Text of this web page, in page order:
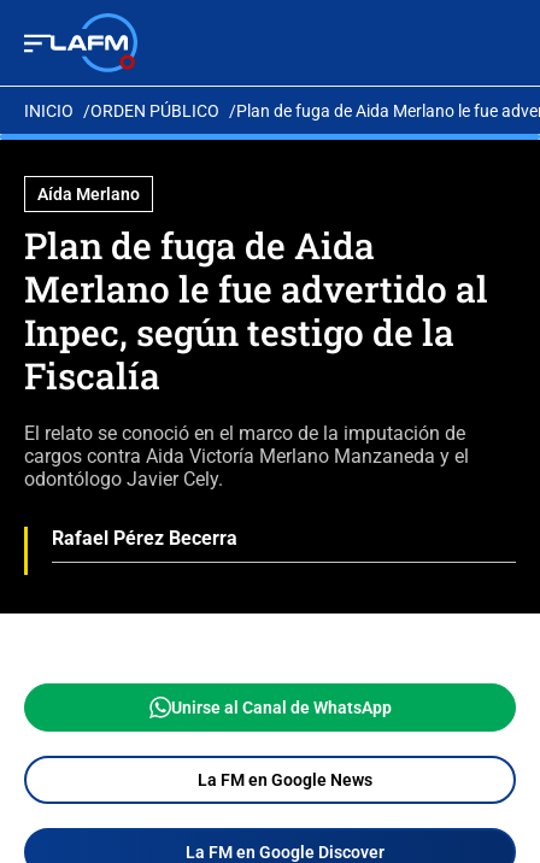
INICIO ORDEN PÚBLICO Plan de fuga de Aida Merlano le fue
Aída Merlano
Plan de fuga de Aida
Merlano le fue advertido al
Inpec, según testigo de la
Fiscalía
El relato se conoció en el marco de la imputación de
cargos contra Aida Victoría Merlano Manzaneda y el
odontólogo Javier Cely.
Rafael Pérez Becerra
Unirse al Canal de WhatsApp
La FM en Google News
La FM en Google Discover